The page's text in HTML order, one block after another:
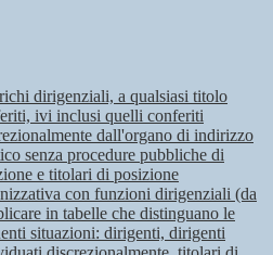
dirigenziali, a qualsiasi titolo
ivi inclusi quelli conferiti
dall'organo di indirizzo
senza procedure pubbliche di
e titolari di posizione
con funzioni dirigenziali (da
in tabelle che distinguano le
situazioni: dirigenti, dirigenti